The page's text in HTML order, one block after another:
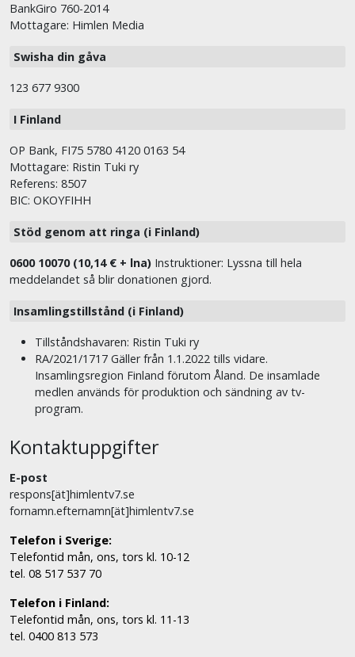
BankGiro 760-2014
Mottagare: Himlen Media
Swisha din gåva
123 677 9300
I Finland
OP Bank, FI75 5780 4120 0163 54
Mottagare: Ristin Tuki ry
Referens: 8507
BIC: OKOYFIHH
Stöd genom att ringa (i Finland)
0600 10070 (10,14 € + lna) Instruktioner: Lyssna till hela
meddelandet så blir donationen gjord.
Insamlingstillstånd (i Finland)
Tillståndshavaren: Ristin Tuki ry
RA/2021/1717 Gäller från 1.1.2022 tills vidare.
Insamlingsregion Finland förutom Åland. De insamlade
medlen används för produktion och sändning av tv-
program.
Kontaktuppgifter
E-post
respons[ät]himlentv7.se
fornamn.efternamn[ät]himlentv7.se
Telefon i Sverige:
Telefontid mån, ons, tors kl. 10-12
tel. 08 517 537 70
Telefon i Finland:
Telefontid mån, ons, tors kl. 11-13
tel. 0400 813 573